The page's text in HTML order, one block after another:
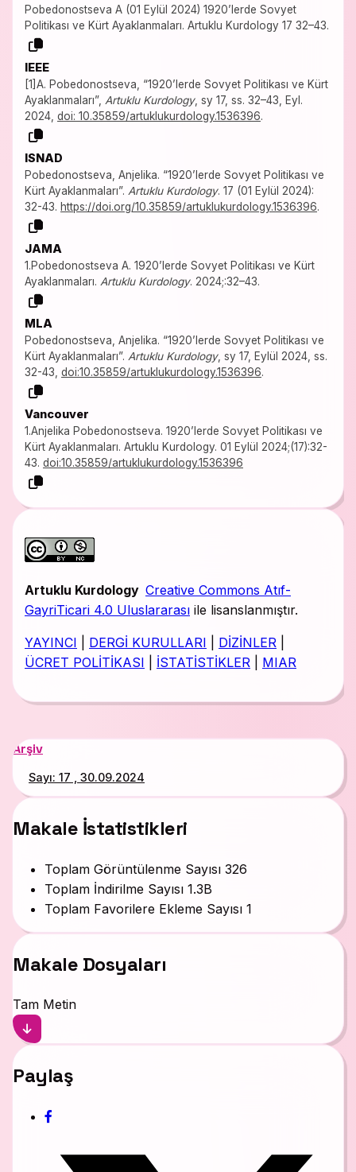
Pobedonostseva A (01 Eylül 2024) 1920’lerde Sovyet
Politikası ve Kürt Ayaklanmaları. Artuklu Kurdology 17 32–43.
IEEE
[1]A. Pobedonostseva, “1920’lerde Sovyet Politikası ve Kürt
Ayaklanmaları”, Artuklu Kurdology, sy 17, ss. 32–43, Eyl.
2024, doi: 10.35859/artuklukurdology.1536396.
ISNAD
Pobedonostseva, Anjelika. “1920’lerde Sovyet Politikası ve
Kürt Ayaklanmaları”. Artuklu Kurdology. 17 (01 Eylül 2024):
32-43. https://doi.org/10.35859/artuklukurdology.1536396.
JAMA
1.Pobedonostseva A. 1920’lerde Sovyet Politikası ve Kürt
Ayaklanmaları. Artuklu Kurdology. 2024;:32–43.
MLA
Pobedonostseva, Anjelika. “1920’lerde Sovyet Politikası ve
Kürt Ayaklanmaları”. Artuklu Kurdology, sy 17, Eylül 2024, ss.
32-43, doi:10.35859/artuklukurdology.1536396.
Vancouver
1.Anjelika Pobedonostseva. 1920’lerde Sovyet Politikası ve
Kürt Ayaklanmaları. Artuklu Kurdology. 01 Eylül 2024;(17):32-
43. doi:10.35859/artuklukurdology.1536396
Artuklu Kurdology Creative Commons Atıf-
GayriTicari 4.0 Uluslararası ile lisanslanmıştır.
YAYINCI DERGİ KURULLARI DİZİNLER
ÜCRET POLİTİKASI
İSTATİSTİKLER MIAR
Arşiv
Sayı: 17 , 30.09.2024
Makale İstatistikleri
Toplam Görüntülenme Sayısı 326
Toplam İndirilme Sayısı 1.3B
Toplam Favorilere Ekleme Sayısı 1
Makale Dosyaları
Tam Metin
Paylaş